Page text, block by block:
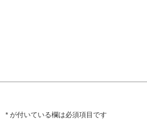
* が付いている欄は必須項目です